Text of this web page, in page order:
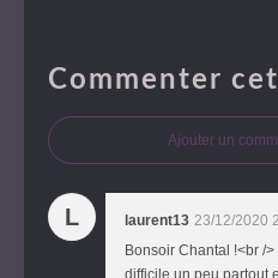
Commenter
Ajouter un
L laurent13 23/12/2020
Bonsoir Chantal !<br /
difficile un peu partout